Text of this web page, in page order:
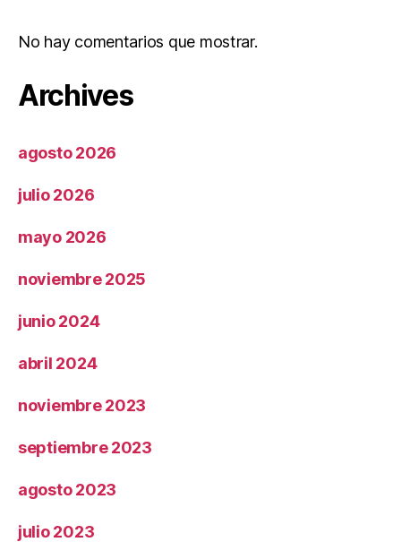
No hay comentarios que mostrar.
Archives
agosto 2026
julio 2026
mayo 2026
noviembre 2025
junio 2024
abril 2024
noviembre 2023
septiembre 2023
agosto 2023
julio 2023